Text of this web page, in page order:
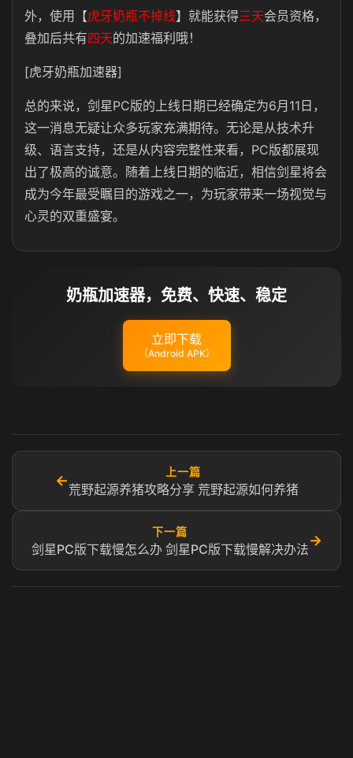
外，使用【虎牙奶瓶不掉线】就能获得三天会员资格，
叠加后共有四天的加速福利哦！
[虎牙奶瓶加速器]
总的来说，剑星PC版的上线日期已经确定为6月11日，
这一消息无疑让众多玩家充满期待。无论是从技术升
级、语言支持，还是从内容完整性来看，PC版都展现
出了极高的诚意。随着上线日期的临近，相信剑星将会
成为今年最受瞩目的游戏之一，为玩家带来一场视觉与
心灵的双重盛宴。
奶瓶加速器，免费、快速、稳定
立即下载
（Android APK）
←
上一篇
荒野起源养猪攻略分享 荒野起源如何养猪
下一篇
剑星PC版下载慢怎么办 剑星PC版下载慢解决办法
→